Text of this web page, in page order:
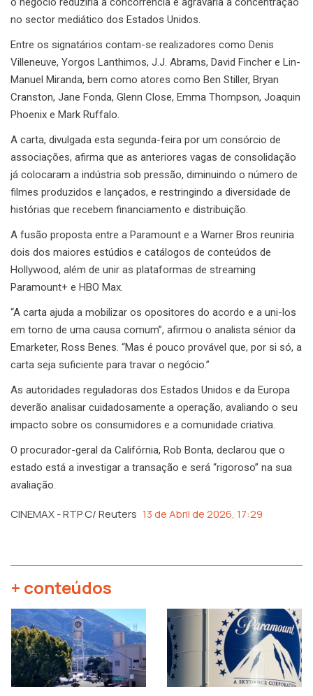
no sector mediático dos Estados Unidos.
Entre os signatários contam-se realizadores como Denis
Villeneuve, Yorgos Lanthimos, J.J. Abrams, David Fincher e Lin-
Manuel Miranda, bem como atores como Ben Stiller, Bryan
Cranston, Jane Fonda, Glenn Close, Emma Thompson, Joaquin
Phoenix e Mark Ruffalo.
A carta, divulgada esta segunda-feira por um consórcio de
associações, afirma que as anteriores vagas de consolidação
já colocaram a indústria sob pressão, diminuindo o número de
filmes produzidos e lançados, e restringindo a diversidade de
histórias que recebem financiamento e distribuição.
A fusão proposta entre a Paramount e a Warner Bros reuniria
dois dos maiores estúdios e catálogos de conteúdos de
Hollywood, além de unir as plataformas de streaming
Paramount+ e HBO Max.
“A carta ajuda a mobilizar os opositores do acordo e a uni-los
em torno de uma causa comum”, afirmou o analista sénior da
Emarketer, Ross Benes. “Mas é pouco provável que, por si só, a
carta seja suficiente para travar o negócio.”
As autoridades reguladoras dos Estados Unidos e da Europa
deverão analisar cuidadosamente a operação, avaliando o seu
impacto sobre os consumidores e a comunidade criativa.
O procurador-geral da Califórnia, Rob Bonta, declarou que o
estado está a investigar a transação e será “rigoroso” na sua
avaliação.
CINEMAX - RTP C/ Reuters 13 de Abril de 2026, 17:29
+ conteúdos